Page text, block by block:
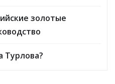
золотые
Турлова?